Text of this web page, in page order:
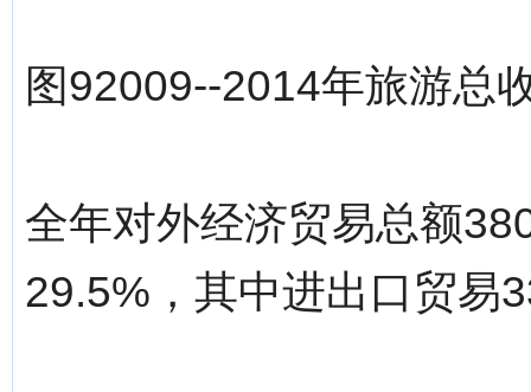
图92009--2014年旅游总
全年对外经济贸易总额
29.5%，其中进出口贸易